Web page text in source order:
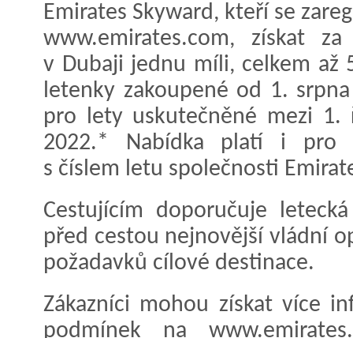
Emirates Skyward, kteří se
www.emirates.com, získat
v Dubaji jednu míli, celkem až
letenky zakoupené od 1.
pro lety uskutečněné mezi
2022.* Nabídka platí i pro
s číslem letu společnosti
Cestujícím doporučuje
před cestou nejnovější vládní
požadavků cílové destinace.
Zákazníci mohou získat více
podmínek na